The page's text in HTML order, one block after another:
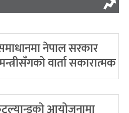
नेपाल सरकार
वार्ता सकारात्मक